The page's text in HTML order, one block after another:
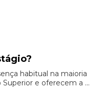
habitual na maioria
e oferecem a ...